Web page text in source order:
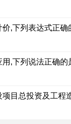
,下列表达式正确
,下列说法正确的
目总投资及工程